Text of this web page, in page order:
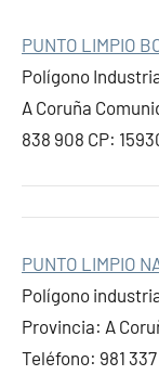
PUNTO LIMPIO
Polígono
A Coruña
838 908 CP:
PUNTO LIMPIO
Polígono
Provincia: A
Teléfono: 981